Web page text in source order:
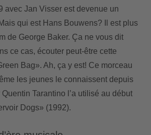
avec Jan Visser est devenue un
qui est Hans Bouwens? Il est plus
de George Baker. Ça ne vous dit
ce cas, écouter peut-être cette
Bag». Ah, ça y est! Ce morceau
les jeunes le connaissent depuis
Tarantino l’a utilisé au début
Dogs» (1992).